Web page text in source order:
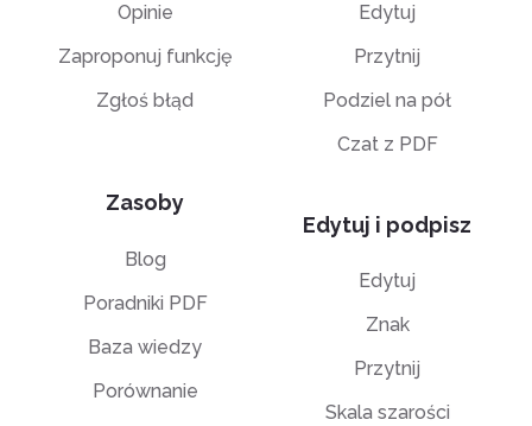
Opinie
Zaproponuj funkcję
Zgłoś błąd
Zasoby
Blog
Poradniki PDF
Baza wiedzy
Porównanie
Edytuj
Przytnij
Podziel na pół
Czat z PDF
Edytuj i podpisz
Edytuj
Znak
Przytnij
Skala szarości